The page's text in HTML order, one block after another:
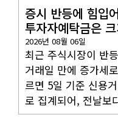
증시 반등에 힘입
투자자예탁금은
2026년 08월 06일
최근 주식시장이 반
거래일 만에 증가세
르면 5일 기준 신용
로 집계되어, 전날보